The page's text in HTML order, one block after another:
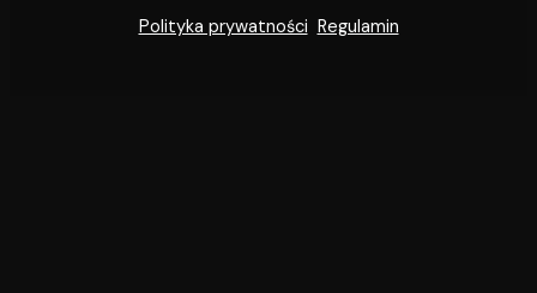
Polityka prywatności Regulamin